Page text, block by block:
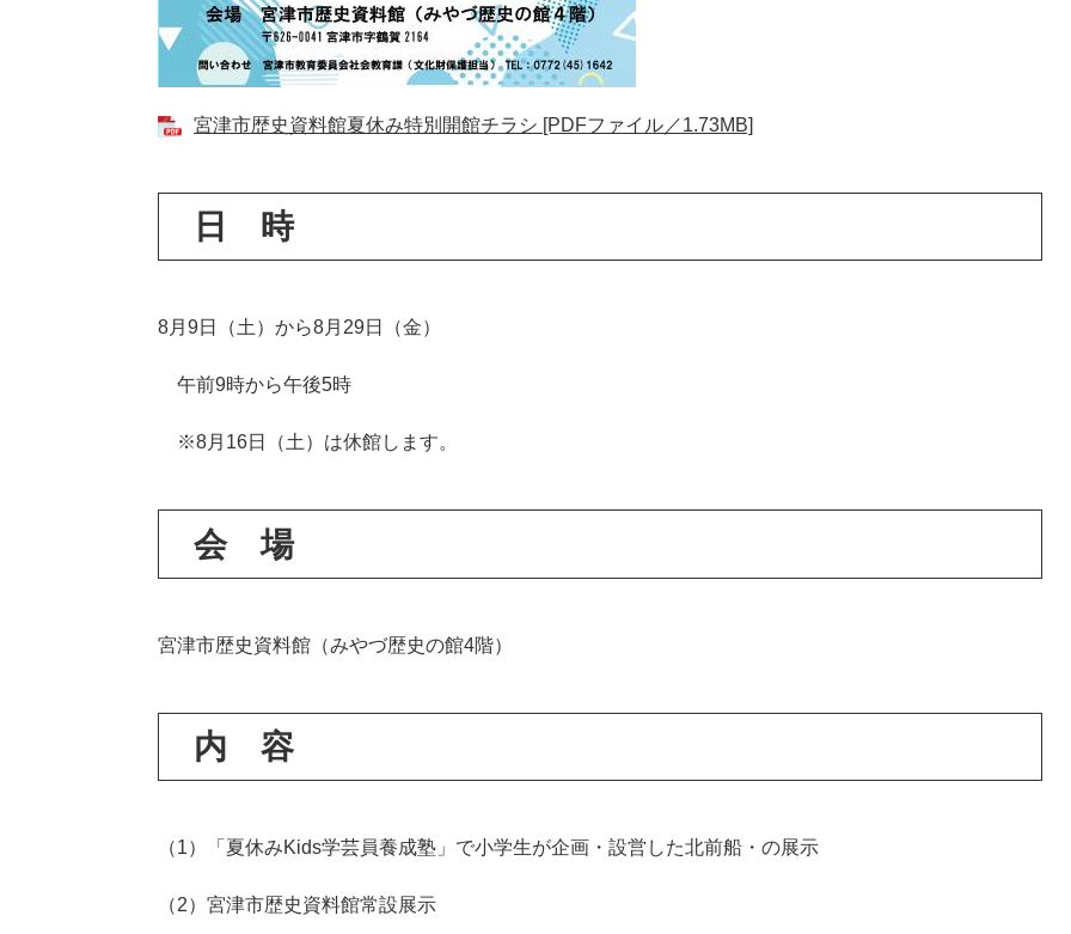
宮津市歴史資料館夏休み特別開館チラシ [PDFファイル／1.73MB]
日 時
8月9日（土）から8月29日（金）
午前9時から午後5時
※8月16日（土）は休館します。
会 場
宮津市歴史資料館（みやづ歴史の館4階）
内 容
（1）「夏休みKids学芸員養成塾」で小学生が企画・設営した北前船・の展示
（2）宮津市歴史資料館常設展示